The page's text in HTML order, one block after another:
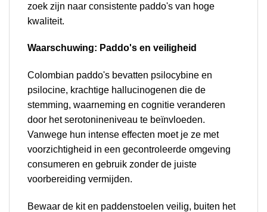
zoek zijn naar consistente paddo's van hoge
kwaliteit.
Waarschuwing: Paddo's en veiligheid
Colombian paddo's bevatten psilocybine en
psilocine, krachtige hallucinogenen die de
stemming, waarneming en cognitie veranderen
door het serotonineniveau te beïnvloeden.
Vanwege hun intense effecten moet je ze met
voorzichtigheid in een gecontroleerde omgeving
consumeren en gebruik zonder de juiste
voorbereiding vermijden.
Bewaar de kit en paddenstoelen veilig, buiten het